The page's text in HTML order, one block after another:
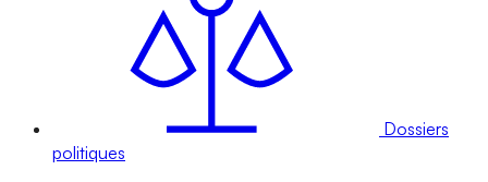
Dossiers
politiques